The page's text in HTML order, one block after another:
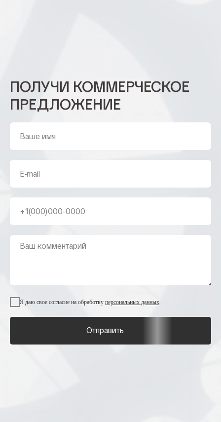
ПОЛУЧИ КОММЕРЧЕСКОЕ
ПРЕДЛОЖЕНИЕ
Я даю свое согласие на обработку персональных данных
Отправить